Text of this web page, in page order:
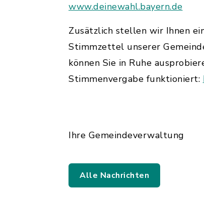
www.deinewahl.bayern.de
Zusätzlich stellen wir Ihnen
Stimmzettel unserer
können Sie in Ruhe
Stimmenvergabe funktioniert:
Ihre Gemeindeverwaltung
Alle Nachrichten